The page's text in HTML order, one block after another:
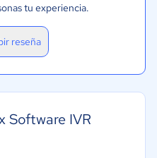
tu experiencia.
reseña
Software IVR